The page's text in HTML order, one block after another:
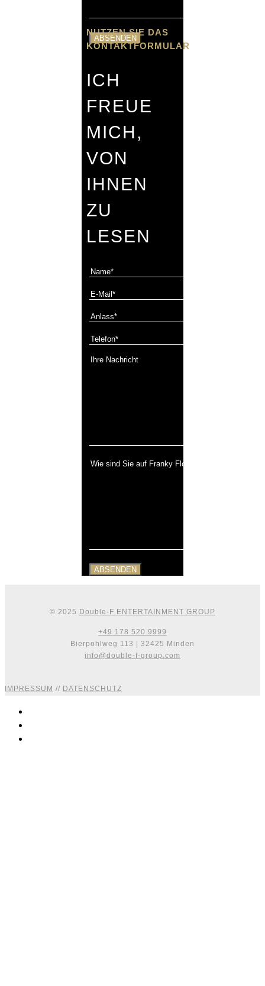
NUTZEN SIE DAS
KONTAKTFORMULAR
ICH
FREUE
MICH,
VON
IHNEN
ZU
LESEN
© 2025 Double-F ENTERTAINMENT GROUP
+49 178 520 9999
Bierpohlweg 113 | 32425 Minden
info@double-f-group.com
IMPRESSUM // DATENSCHUTZ